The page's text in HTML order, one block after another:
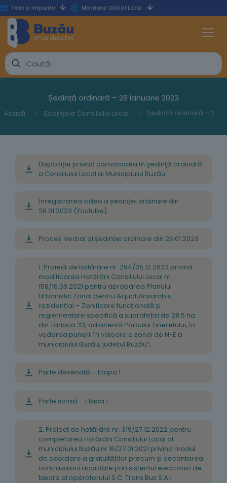
Taxe și impozite Monitorul Oficial Local
Ședință ordinară – 26 Ianuarie 2023
Acasă Ședințele Consiliului Local Ședință ordinară – 26 Ianuarie 2023
Dispoziție privind convocarea în şedinţă ordinară
a Consiliului Local al Municipiului Buzău
Înregistrarea video a ședinței ordinare din
26.01.2023 (Youtube)
Proces Verbal al ședinței ordinare din 26.01.2023
1. Proiect de hotărâre nr. 294/05.12.2022 privind
modificarea Hotărârii Consiliului Local nr.
158/16.09.2021 pentru aprobarea Planului
Urbanistic Zonal pentru &quot;Ansamblu
rezidențial – Zonificare funcțională și
reglementare specifică a suprafeței de 28.5 ha
din Tarlaua 33, adiacentă Parcului Tineretului, în
vederea punerii în valoare a zonei de N-E a
municipiului Buzău, județul Buzău”;
Parte desenată – Etapa 1
Parte scrisă – Etapa 1
2. Proiect de hotărâre nr. 319/27.12.2022 pentru
completarea Hotărârii Consiliului Local al
municipiului Buzău nr.16/27.01.2021 privind modul
de acordare a gratuităților precum și decontarea
contravalorii acordate prin sistemul electronic de
taxare al operatorului S.C. Trans Bus S.A.;